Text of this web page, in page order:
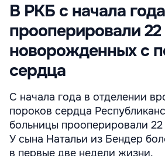
В РКБ с начала года
прооперировали 22
новорожденных с
сердца
С начала года в отделении
пороков сердца
больницы прооперировали
У сына Натальи из Бендер
в первые две недели жизни.